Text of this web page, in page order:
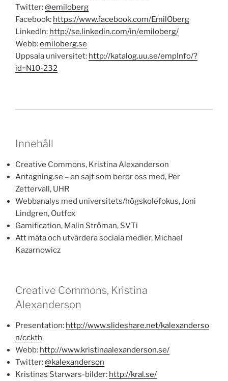
Twitter:@emiloberg
Facebook: https://www.facebook.com/EmilOberg
LinkedIn: http://se.linkedin.com/in/emiloberg/
Webb:emiloberg.se
Uppsala universitet: http://katalog.uu.se/empInfo/?
id=N10-232
Innehåll
Creative Commons, Kristina Alexanderson
Antagning.se – en sajt som berör oss med, Per
Zettervall, UHR
Webbanalys med universitets/högskolefokus, Joni
Lindgren, Outfox
Gamification, Malin Ströman, SVTi
Att mäta och utvärdera sociala medier, Michael
Kazarnowicz
Creative Commons, Kristina
Alexanderson
Presentation: http://www.slideshare.net/kalexanderso
n/cckth
Webb: http://www.kristinaalexanderson.se/
Twitter:@kalexanderson
Kristinas Starwars-bilder: http://kral.se/